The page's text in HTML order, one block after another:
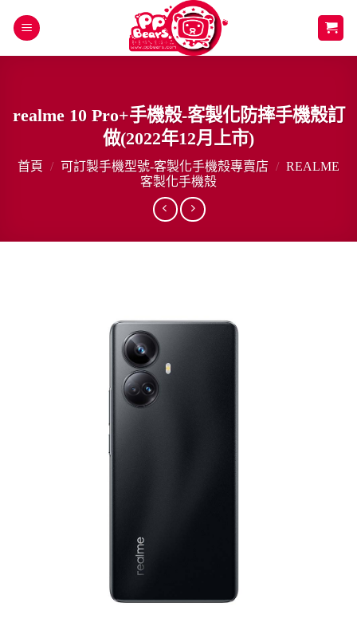
realme 10 Pro+手機殼-客製化防摔手機殼訂
做(2022年12月上市)
首頁 / 可訂製手機型號-客製化手機殼專賣店 / REALME
客製化手機殼